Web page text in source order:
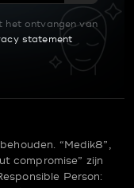
het ontvangen van
statement
“Medik8”,
compromise” zijn
Person: